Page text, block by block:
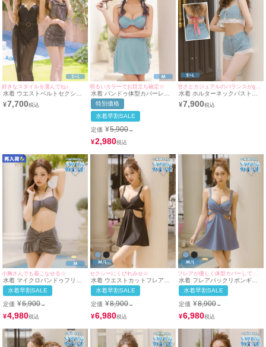
好きなスタイルを選んでね♪
水着 ウエストベルトセクシー
シアースカート付きモノキニビ
キニ&ホルターネックビスチェ
¥7,700
明るいカラーでお目立ち確定☆
水着 バンドゥ体型カバーレー
スアップフレアスカートワッフ
ルギャルビキニ
特別価格
水着早割SALE
定価 ¥5,900→
¥2,980
水着 ホルターネックバストレ
ースアップバックギンガムチェ
ックリボン×ショートパンツコ
¥7,900
小胸さんでも着こなせる☆
水着 マイクロバンドゥフリル
ミニスカート風グリッターラメ
ホルターネックギャルビキニ
水着早割SALE
定価 ¥6,900→
¥4,980
セクシーにくびれみせ☆
水着 ウエストカットフレアバ
ックリボンギャルワンピースビ
キニ
水着早割SALE
定価 ¥8,900→
¥6,980
水着 フレアバックリボンギャ
ルワンピースビキニ
水着早割SALE
定価 ¥8,900→
¥6,980